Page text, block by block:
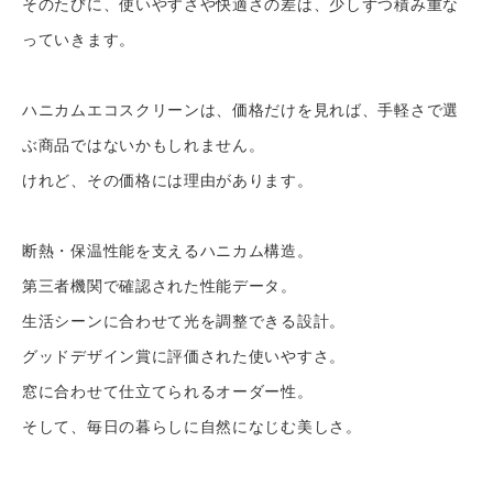
そのたびに、使いやすさや快適さの差は、少しずつ積み重な
っていきます。
ハニカムエコスクリーンは、価格だけを見れば、手軽さで選
ぶ商品ではないかもしれません。
けれど、その価格には理由があります。
断熱・保温性能を支えるハニカム構造。
第三者機関で確認された性能データ。
生活シーンに合わせて光を調整できる設計。
グッドデザイン賞に評価された使いやすさ。
窓に合わせて仕立てられるオーダー性。
そして、毎日の暮らしに自然になじむ美しさ。